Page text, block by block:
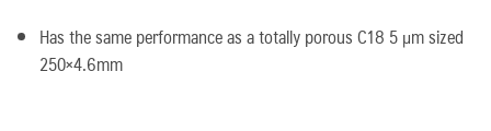
Has the same performance as a totally porous C18 5 μm sized
250×4.6mm